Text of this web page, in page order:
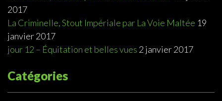
2017
La Criminelle, Stout Impériale par La Voie Maltée 19
janvier 2017
jour 12 – Équitation et belles vues 2 janvier 2017
Catégories